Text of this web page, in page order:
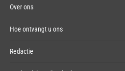
Over ons
Hoe ontvangt u ons
Redactie